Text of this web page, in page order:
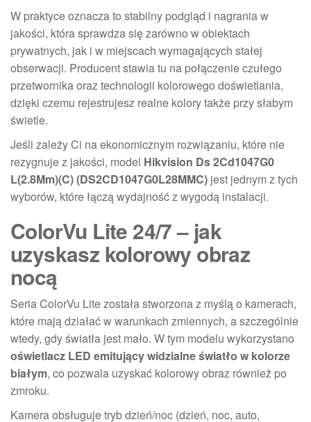
W praktyce oznacza to stabilny podgląd i nagrania w
jakości, która sprawdza się zarówno w obiektach
prywatnych, jak i w miejscach wymagających stałej
obserwacji. Producent stawia tu na połączenie czułego
przetwornika oraz technologii kolorowego doświetlania,
dzięki czemu rejestrujesz realne kolory także przy słabym
świetle.
Jeśli zależy Ci na ekonomicznym rozwiązaniu, które nie
rezygnuje z jakości, model Hikvision Ds 2Cd1047G0
L(2.8Mm)(C) (DS2CD1047G0L28MMC) jest jednym z tych
wyborów, które łączą wydajność z wygodą instalacji.
ColorVu Lite 24/7 – jak
uzyskasz kolorowy obraz
nocą
Seria ColorVu Lite została stworzona z myślą o kamerach,
które mają działać w warunkach zmiennych, a szczególnie
wtedy, gdy światła jest mało. W tym modelu wykorzystano
oświetlacz LED emitujący widzialne światło w kolorze
białym, co pozwala uzyskać kolorowy obraz również po
zmroku.
Kamera obsługuje tryb dzień/noc (dzień, noc, auto,